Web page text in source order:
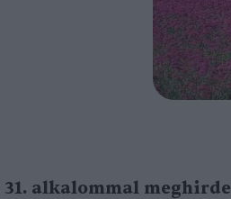
31. alkalommal